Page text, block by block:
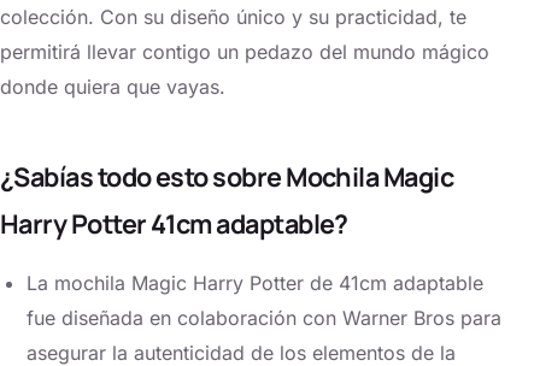
colección. Con su diseño único y su practicidad, te
permitirá llevar contigo un pedazo del mundo mágico
donde quiera que vayas.
¿Sabías todo esto sobre Mochila Magic
Harry Potter 41cm adaptable?
La mochila Magic Harry Potter de 41cm adaptable
fue diseñada en colaboración con Warner Bros para
asegurar la autenticidad de los elementos de la